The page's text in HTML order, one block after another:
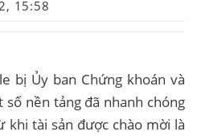
15:58
bị Ủy ban Chứng khoán và
số nền tảng đã nhanh chóng
khi tài sản được chào mời là